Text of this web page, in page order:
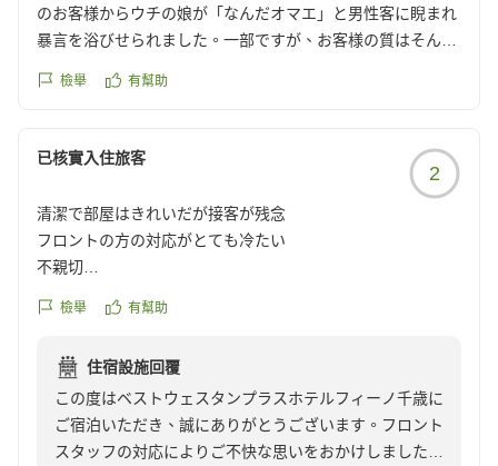
のお客様からウチの娘が「なんだオマエ」と男性客に睨まれ
暴言を浴びせられました。一部ですが、お客様の質はそんな
ホテル千歳さんにお世話になりました。申し訳ないけど、客
たり(むしろ韓国のグループの方が声が出てました)列に割り
込んだりはしておらず、不憫でした。スタッフさんは凄く親
切だし、良かったです。一部のお客様の質が非常に残念。
クチコミの詳細はこちらから
https://review.travel.rakuten.co.jp/hotel/voice/166194?
reviewId=33123478417772
檢舉 有幫助
已核實入住旅客
2
清潔で部屋はきれいだが接客が残念
フロントの方の対応がとても冷たい
不親切
お部屋もきれいでよかったです。
クチコミの詳細はこちらから
https://review.travel.rakuten.co.jp/hotel/voice/166194?
reviewId=33123478408769
檢舉 有幫助
住宿設施回覆
この度はベストウェスタンプラスホテルフィーノ千歳に
ご宿泊いただき、誠にありがとうございます。フロント
スタッフの対応によりご不快な思いをおかけしましたこ